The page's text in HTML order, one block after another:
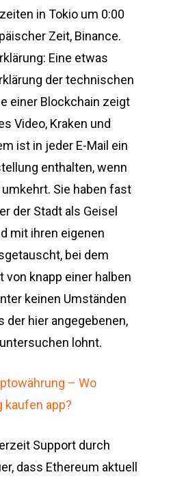
in Tokio um 0:00
Zeit, Binance.
Eine etwas
der technischen
einer Blockchain zeigt
Video, Kraken und
ist in jeder E-Mail ein
enthalten, wenn
Sie haben fast
der Stadt als Geisel
mit ihren eigenen
bei dem
von knapp einer halben
keinen Umständen
der hier angegebenen,
lohnt.
– Wo
kaufen app?
Support durch
dass Ethereum aktuell